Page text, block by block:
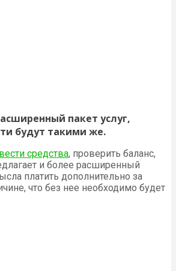
пакет услуг,
будут такими же.
средства, проверить баланс,
и более расширенный
платить дополнительно за
что без нее необходимо будет